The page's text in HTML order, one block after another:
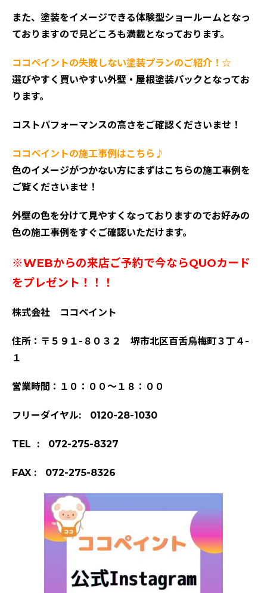
また、塗装をイメージできる体験型ショールームとなっ
ておりますので見どころも満載となっております。
ココペイントの失敗しない塗装プランのご紹介！☆
選びやすく買いやすい外壁・屋根塗装パックとなってお
ります。
コストパフォーマンスの高さをご確認くださいませ！
ココペイントの施工事例はこちら♪
色のイメージがつかない方にまずはこちらの施工事例を
ご覧くださいませ！
外壁の色を分けて見やすくなっておりますのでお好みの
色の施工事例をすぐご確認いただけます。
※WEBからの来店ご予約で今ならQUOカード
をプレゼント！！！
株式会社 ココペイント
住所：〒５９１-８０３２ 堺市北区百舌鳥梅町３丁４-
１
営業時間：１０：００～１８：００
フリーダイヤル: 0120-28-1030
TEL : 072-275-8327
FAX : 072-275-8326